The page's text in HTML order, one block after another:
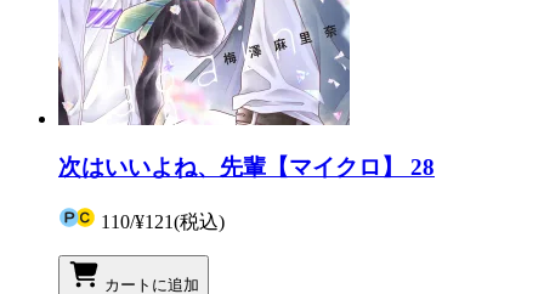
次はいいよね、先輩【マイクロ】 28
110/¥121(税込)
カートに追加